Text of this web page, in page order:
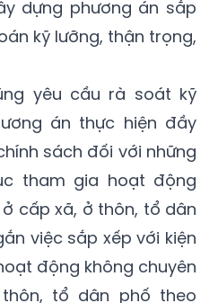
dựng phương án sắp
kỹ lưỡng, thận trọng,
yêu cầu rà soát kỹ
án thực hiện đầy
sách đối với những
tham gia hoạt động
cấp xã, ở thôn, tổ dân
việc sắp xếp với kiện
động không chuyên
tổ dân phố theo